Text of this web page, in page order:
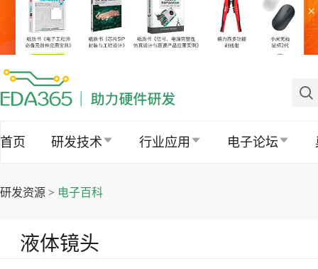
×
首页 研发技术 行业应用 电子论坛
研发资源 > 电子百科
液体镜头